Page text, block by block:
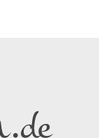
Sie setzen
E-Mail) und